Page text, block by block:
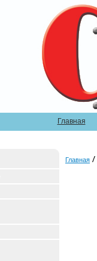
Главная
Главная